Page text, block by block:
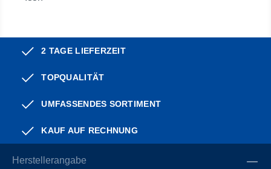
2 TAGE LIEFERZEIT
TOPQUALITÄT
UMFASSENDES SORTIMENT
KAUF AUF RECHNUNG
Herstellerangabe